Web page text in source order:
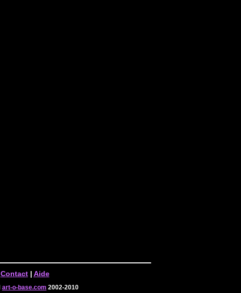
Contact| Aide
art-o-base.com 2002-2010